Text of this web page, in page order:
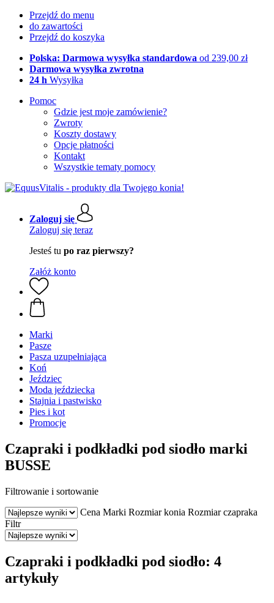
Przejdź do menu
do zawartości
Przejdź do koszyka
Polska: Darmowa wysyłka standardowa od 239,00 zł
Darmowa wysyłka zwrotna
24 h Wysyłka
Pomoc
Gdzie jest moje zamówienie?
Zwroty
Koszty dostawy
Opcje płatności
Kontakt
Wszystkie tematy pomocy
Zaloguj się
Zaloguj się teraz
Jesteś tu po raz pierwszy?
Załóż konto
Marki
Pasze
Pasza uzupełniająca
Koń
Jeździec
Moda jeździecka
Stajnia i pastwisko
Pies i kot
Promocje
Czapraki i podkładki pod siodło marki
BUSSE
Filtrowanie i sortowanie
Cena Marki Rozmiar konia Rozmiar czapraka
Filtr
Czapraki i podkładki pod siodło: 4
artykuły